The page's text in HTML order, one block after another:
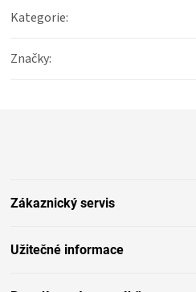
Kategorie:
Značky:
Zákaznický servis
Užitečné informace